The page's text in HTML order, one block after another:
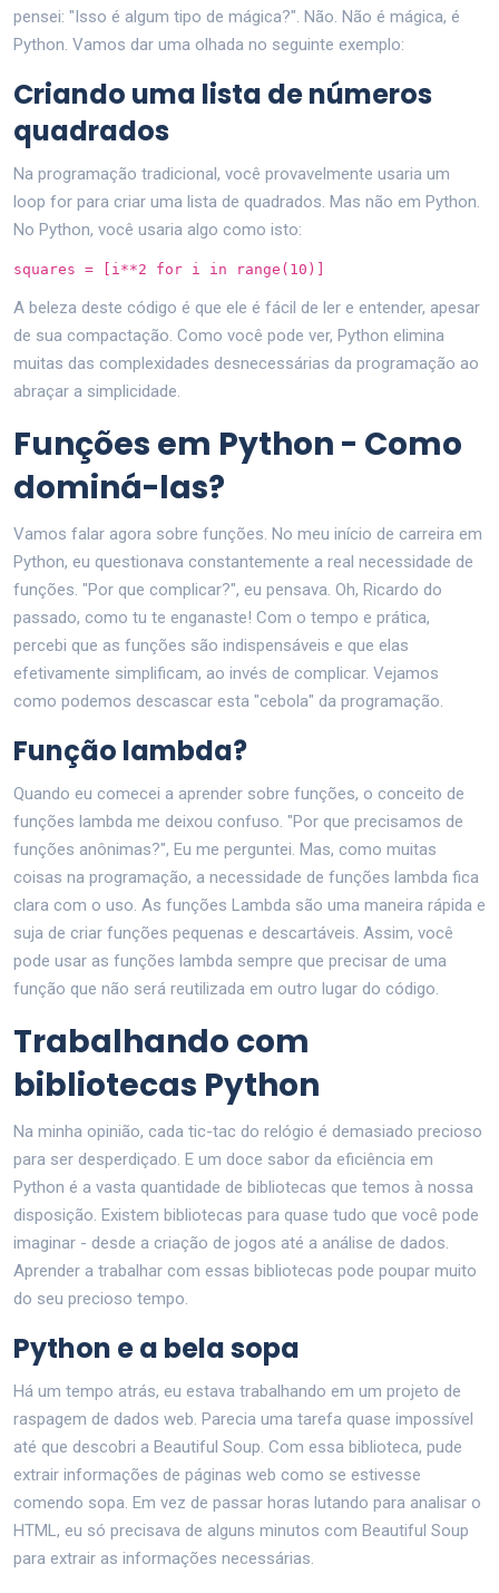
pensei: "Isso é algum tipo de mágica?". Não. Não é mágica, é
Python. Vamos dar uma olhada no seguinte exemplo:
Criando uma lista de números
quadrados
Na programação tradicional, você provavelmente usaria um
loop for para criar uma lista de quadrados. Mas não em Python.
No Python, você usaria algo como isto:
squares = [i**2 for i in range(10)]
A beleza deste código é que ele é fácil de ler e entender, apesar
de sua compactação. Como você pode ver, Python elimina
muitas das complexidades desnecessárias da programação ao
abraçar a simplicidade.
Funções em Python - Como
dominá-las?
Vamos falar agora sobre funções. No meu início de carreira em
Python, eu questionava constantemente a real necessidade de
funções. "Por que complicar?", eu pensava. Oh, Ricardo do
passado, como tu te enganaste! Com o tempo e prática,
percebi que as funções são indispensáveis e que elas
efetivamente simplificam, ao invés de complicar. Vejamos
como podemos descascar esta "cebola" da programação.
Função lambda?
Quando eu comecei a aprender sobre funções, o conceito de
funções lambda me deixou confuso. "Por que precisamos de
funções anônimas?", Eu me perguntei. Mas, como muitas
coisas na programação, a necessidade de funções lambda fica
clara com o uso. As funções Lambda são uma maneira rápida e
suja de criar funções pequenas e descartáveis. Assim, você
pode usar as funções lambda sempre que precisar de uma
função que não será reutilizada em outro lugar do código.
Trabalhando com
bibliotecas Python
Na minha opinião, cada tic-tac do relógio é demasiado precioso
para ser desperdiçado. E um doce sabor da eficiência em
Python é a vasta quantidade de bibliotecas que temos à nossa
disposição. Existem bibliotecas para quase tudo que você pode
imaginar - desde a criação de jogos até a análise de dados.
Aprender a trabalhar com essas bibliotecas pode poupar muito
do seu precioso tempo.
Python e a bela sopa
Há um tempo atrás, eu estava trabalhando em um projeto de
raspagem de dados web. Parecia uma tarefa quase impossível
até que descobri a Beautiful Soup. Com essa biblioteca, pude
extrair informações de páginas web como se estivesse
comendo sopa. Em vez de passar horas lutando para analisar o
HTML, eu só precisava de alguns minutos com Beautiful Soup
para extrair as informações necessárias.